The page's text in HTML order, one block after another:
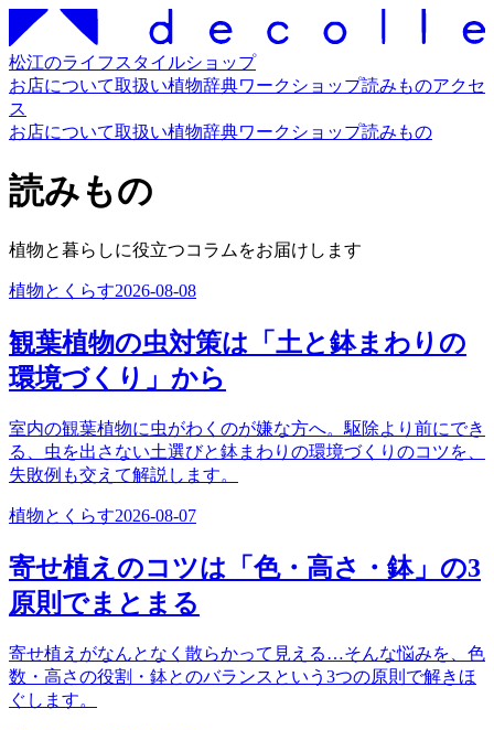
松江のライフスタイルショップ
お店について取扱い植物辞典ワークショップ読みものアクセ
ス
お店について取扱い植物辞典ワークショップ読みもの
読みもの
植物と暮らしに役立つコラムをお届けします
植物とくらす2026-08-08
観葉植物の虫対策は「土と鉢まわりの
環境づくり」から
室内の観葉植物に虫がわくのが嫌な方へ。駆除より前にでき
る、虫を出さない土選びと鉢まわりの環境づくりのコツを、
失敗例も交えて解説します。
植物とくらす2026-08-07
寄せ植えのコツは「色・高さ・鉢」の3
原則でまとまる
寄せ植えがなんとなく散らかって見える…そんな悩みを、色
数・高さの役割・鉢とのバランスという3つの原則で解きほ
ぐします。